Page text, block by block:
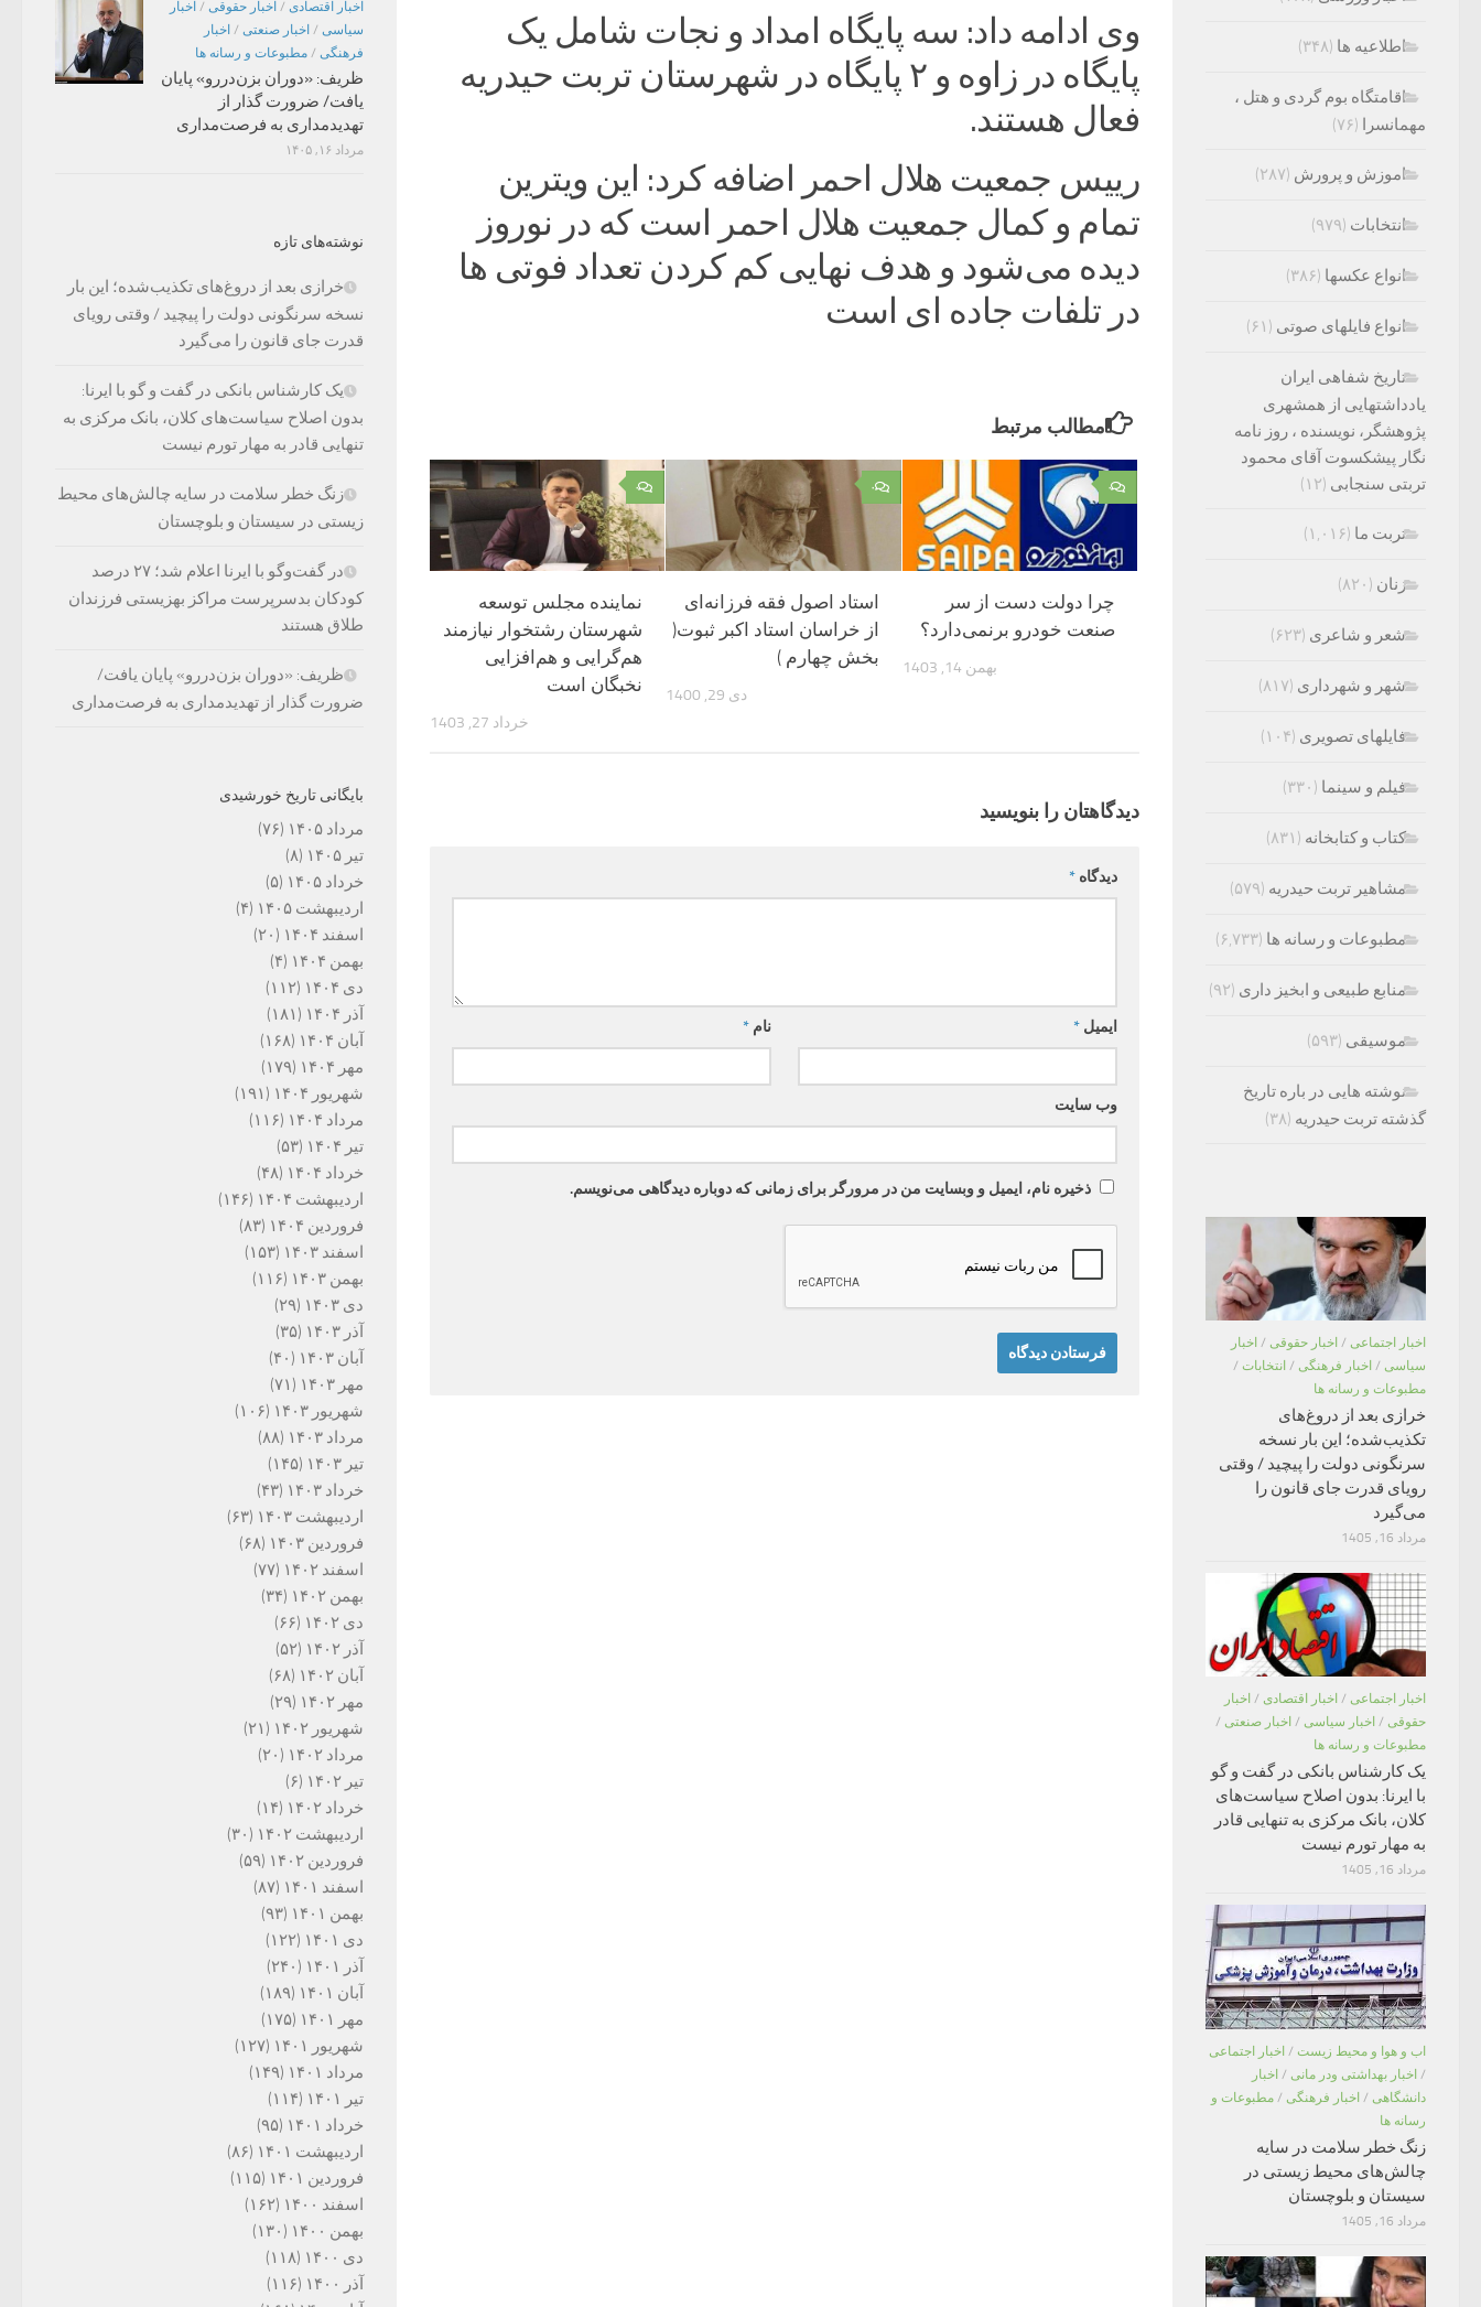
وی ادامه داد: سه پایگاه امداد و نجات شامل یک
پایگاه در زاوه و ۲ پایگاه در شهرستان تربت حیدریه
فعال هستند.
رییس جمعیت هلال احمر اضافه کرد: این ویترین
تمام و کمال جمعیت هلال احمر است که در نوروز
دیده می‌شود و هدف نهایی کم کردن تعداد فوتی ها
در تلفات جاده ای است
مطالب مرتبط
۰
نماینده مجلس توسعه
شهرستان رشتخوار نیازمند
هم‌گرایی و هم‌افزایی
نخبگان است
خرداد 27, 1403
۰
استاد اصول فقه فرزانه‌اى
از خراسان استاد اکبر ثبوت(
بخش چهارم )
دی 29, 1400
۰
چرا دولت دست از سر
صنعت خودرو برنمی‌دارد؟
بهمن 14, 1403
دیدگاهتان را بنویسید
دیدگاه *
نام* ایمیل *
وب‌ سایت
ذخیره نام، ایمیل و وبسایت من در مرورگر برای زمانی که دوباره دیدگاهی می‌نویسم.
اخبار اقتصادی / اخبار حقوقی / اخبار
سیاسی / اخبار صنعتی / اخبار
فرهنگی / مطبوعات و رسانه ها
ظریف: «دوران بزن‌دررو» پایان
یافت/ ضرورت گذار از
تهدیدمداری به فرصت‌مداری
مرداد ۱۶, ۱۴۰۵
نوشته‌های تازه
خرازی بعد از دروغ‌های تکذیب‌شده؛ این بار
نسخه سرنگونی دولت را پیچید / وقتی رویای
قدرت جای قانون را می‌گیرد
یک کارشناس بانکی در گفت و گو با ایرنا:
بدون اصلاح سیاست‌های کلان، بانک مرکزی به
تنهایی قادر به مهار تورم نیست
زنگ خطر سلامت در سایه چالش‌های محیط
زیستی در سیستان و بلوچستان
در گفت‌وگو با ایرنا اعلام شد؛ ۲۷ درصد
کودکان بدسرپرست مراکز بهزیستی فرزندان
طلاق هستند
ظریف: «دوران بزن‌دررو» پایان یافت/
ضرورت گذار از تهدیدمداری به فرصت‌مداری
بایگانی تاریخ خورشیدی
مرداد ۱۴۰۵
(۷۶)
تیر ۱۴۰۵
(۸)
خرداد ۱۴۰۵
(۵)
اردیبهشت ۱۴۰۵
(۴)
اسفند ۱۴۰۴
(۲۰)
بهمن ۱۴۰۴
(۴)
دی ۱۴۰۴
(۱۱۲)
آذر ۱۴۰۴
(۱۸۱)
آبان ۱۴۰۴
(۱۶۸)
مهر ۱۴۰۴
(۱۷۹)
شهریور ۱۴۰۴
(۱۹۱)
مرداد ۱۴۰۴
(۱۱۶)
تیر ۱۴۰۴
(۵۳)
خرداد ۱۴۰۴
(۴۸)
اردیبهشت ۱۴۰۴
(۱۴۶)
فروردین ۱۴۰۴
(۸۳)
اسفند ۱۴۰۳
(۱۵۳)
بهمن ۱۴۰۳
(۱۱۶)
دی ۱۴۰۳
(۲۹)
آذر ۱۴۰۳
(۳۵)
آبان ۱۴۰۳
(۴۰)
مهر ۱۴۰۳
(۷۱)
شهریور ۱۴۰۳
(۱۰۶)
مرداد ۱۴۰۳
(۸۸)
تیر ۱۴۰۳
(۱۴۵)
خرداد ۱۴۰۳
(۴۳)
اردیبهشت ۱۴۰۳
(۶۳)
فروردین ۱۴۰۳
(۶۸)
اسفند ۱۴۰۲
(۷۷)
بهمن ۱۴۰۲
(۳۴)
دی ۱۴۰۲
(۶۶)
آذر ۱۴۰۲
(۵۲)
آبان ۱۴۰۲
(۶۸)
مهر ۱۴۰۲
(۲۹)
شهریور ۱۴۰۲
(۲۱)
مرداد ۱۴۰۲
(۲۰)
تیر ۱۴۰۲
(۶)
خرداد ۱۴۰۲
(۱۴)
اردیبهشت ۱۴۰۲
(۳۰)
فروردین ۱۴۰۲
(۵۹)
اسفند ۱۴۰۱
(۸۷)
بهمن ۱۴۰۱
(۹۳)
دی ۱۴۰۱
(۱۲۲)
آذر ۱۴۰۱
(۲۴۰)
آبان ۱۴۰۱
(۱۸۹)
مهر ۱۴۰۱
(۱۷۵)
شهریور ۱۴۰۱
(۱۲۷)
مرداد ۱۴۰۱
(۱۴۹)
تیر ۱۴۰۱
(۱۱۴)
خرداد ۱۴۰۱
(۹۵)
اردیبهشت ۱۴۰۱
(۸۶)
فروردین ۱۴۰۱
(۱۱۵)
اسفند ۱۴۰۰
(۱۶۲)
بهمن ۱۴۰۰
(۱۳۰)
دی ۱۴۰۰
(۱۱۸)
آذر ۱۴۰۰
(۱۱۶)
اطلاعیه ها (۳۴۸)
اقامتگاه بوم گردی و هتل ،
مهمانسرا (۷۶)
اموزش و پرورش (۲۸۷)
انتخابات (۹۷۹)
انواع عکسها (۳۸۶)
انواع فایلهای صوتی (۶۱)
تاریخ شفاهی ایران
یادداشتهایی از همشهری
پژوهشگر، نویسنده ، روز نامه
نگار پیشکسوت آقای محمود
تربتی سنجابی (۱۲)
تربت ما (۱,۰۱۶)
زنان (۸۲۰)
شعر و شاعری (۶۲۳)
شهر و شهرداری (۸۱۷)
فایلهای تصویری (۱۰۴)
فیلم و سینما (۳۳۰)
کتاب و کتابخانه (۸۳۱)
مشاهیر تربت حیدریه (۵۷۹)
مطبوعات و رسانه ها (۶,۷۳۳)
منابع طبیعی و ابخیز داری (۹۲)
موسیقی (۵۹۳)
نوشته هایی در باره تاریخ
گذشته تربت حیدریه (۳۸)
اخبار اجتماعی / اخبار حقوقی / اخبار
سیاسی / اخبار فرهنگی / انتخابات /
مطبوعات و رسانه ها
خرازی بعد از دروغ‌های
تکذیب‌شده؛ این بار نسخه
سرنگونی دولت را پیچید / وقتی
رویای قدرت جای قانون را
می‌گیرد
مرداد 16, 1405
اخبار اجتماعی / اخبار اقتصادی / اخبار
حقوقی / اخبار سیاسی / اخبار صنعتی /
مطبوعات و رسانه ها
یک کارشناس بانکی در گفت و گو
با ایرنا: بدون اصلاح سیاست‌های
کلان، بانک مرکزی به تنهایی قادر
به مهار تورم نیست
مرداد 16, 1405
اب و هوا و محیط زیست / اخبار اجتماعی
/ اخبار بهداشتی ودر مانی / اخبار
دانشگاهی / اخبار فرهنگی / مطبوعات و
رسانه ها
زنگ خطر سلامت در سایه
چالش‌های محیط زیستی در
سیستان و بلوچستان
مرداد 16, 1405